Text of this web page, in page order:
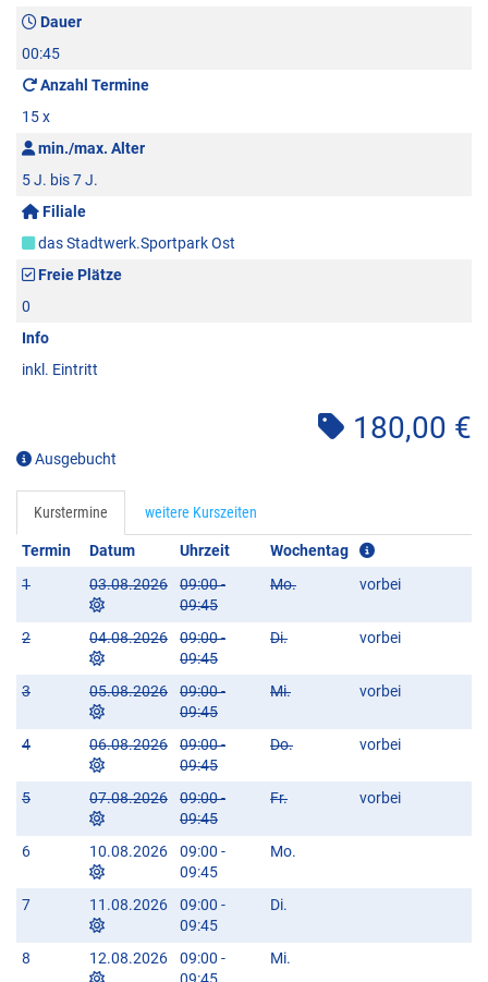
Dauer
00:45
Anzahl Termine
15 x
min./max. Alter
5 J. bis 7 J.
Filiale
das Stadtwerk.Sportpark Ost
Freie Plätze
0
Info
inkl. Eintritt
180,00 €
Ausgebucht
Kurstermine weitere Kurszeiten
Termin Datum Uhrzeit
Wochentag
1
03.08.2026
09:00 -
09:45
Mo. vorbei
2 04.08.2026
09:00 -
09:45
Di. vorbei
3 05.08.2026
09:00 -
09:45
Mi. vorbei
4 06.08.2026
09:00 -
09:45
Do. vorbei
5 07.08.2026
09:00 -
09:45
Fr. vorbei
6 10.08.2026
09:00 -
09:45
Mo.
7 11.08.2026
09:00 -
09:45
Di.
8 12.08.2026
09:00 -
09:45
Mi.